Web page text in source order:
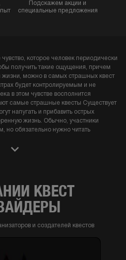
Подскажем акции и
специальные предложения
чувство, которое человек периодически
получить такие ощущения, причем
жизни, можно в самых страшных квест
будет контролируемым и не
в этом чувстве восполнится
самые страшные квесты Существует
напугать и прибавить острых
жизнь. Обычно, участники
но обязательно нужно читать
КВЕСТ
и создателей квестов